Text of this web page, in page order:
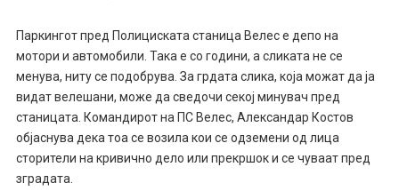
Паркингот пред Полициската станица Велес е депо на
мотори и автомобили. Така е со години, а сликата не се
менува, ниту се подобрува. За грдата слика, која можат да ја
видат велешани, може да сведочи секој минувач пред
станицата. Командирот на ПС Велес, Александар Костов
објаснува дека тоа се возила кои се одземени од лица
сторители на кривично дело или прекршок и се чуваат пред
зградата.